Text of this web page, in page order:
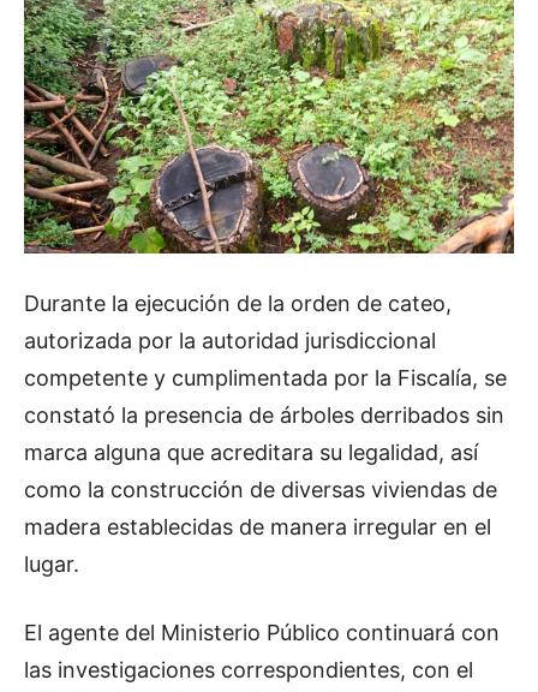
Durante la ejecución de la orden de cateo,
autorizada por la autoridad jurisdiccional
competente y cumplimentada por la Fiscalía, se
constató la presencia de árboles derribados sin
marca alguna que acreditara su legalidad, así
como la construcción de diversas viviendas de
madera establecidas de manera irregular en el
lugar.
El agente del Ministerio Público continuará con
las investigaciones correspondientes, con el